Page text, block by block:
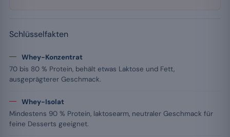
Schlüsselfakten
Whey-Konzentrat
70 bis 80 % Protein, behält etwas Laktose und Fett,
ausgeprägterer Geschmack.
Whey-Isolat
Mindestens 90 % Protein, laktosearm, neutraler Geschmack für
feine Desserts geeignet.